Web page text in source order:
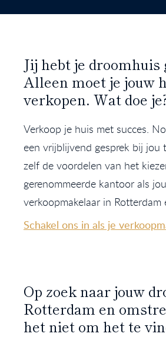
Jij hebt je droomhuis
Alleen moet je jouw
verkopen. Wat doe
Verkoop je huis met succes.
een vrijblijvend gesprek bij jou
zelf de voordelen van het
gerenommeerde kantoor als
verkoopmakelaar in Rotterdam
Schakel ons in als je
Op zoek naar jouw
Rotterdam en
het niet om het te